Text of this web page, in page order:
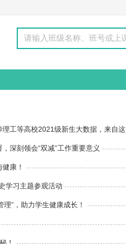
工等高校2021级新生大数据，来自这
深刻领会“双减”工作重要意义
康！
学习主题参观活动
”，助力学生健康成长！